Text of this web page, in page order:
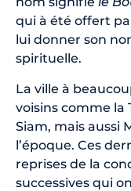
qui à été offert
lui donner son
spirituelle.
La ville à
voisins comme la
Siam, mais aussi
l’époque. Ces
reprises de la
successives qui